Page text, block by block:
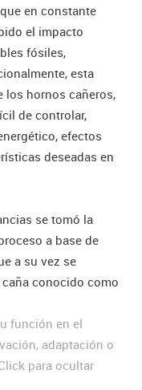
en constante
el impacto
fósiles,
esta
los hornos cañeros,
de controlar,
efectos
deseadas en
se tomó la
a base de
a su vez se
conocido como
función en el
adaptación o
para ocultar